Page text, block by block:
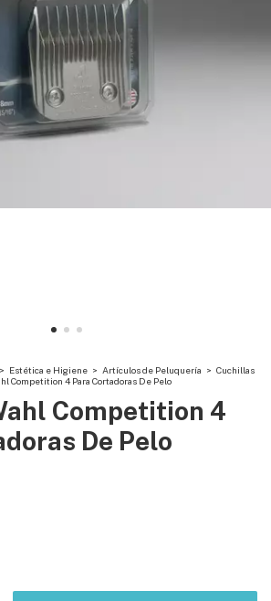
> Estética e Higiene > Artículos de Peluquería > Cuchillas
Competition 4 Para Cortadoras De Pelo
Competition 4
De Pelo